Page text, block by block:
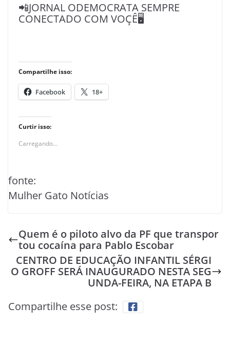
📲JORNAL ODEMOCRATA SEMPRE
CONECTADO COM VOÇÊ🖥️
Compartilhe isso:
Facebook 18+
Curtir isso:
Carregando...
fonte:
Mulher Gato Notícias
Quem é o piloto alvo da PF que transpor
tou cocaína para Pablo Escobar
CENTRO DE EDUCAÇÃO INFANTIL SÉRGI
O GROFF SERÁ INAUGURADO NESTA SEG
UNDA-FEIRA, NA ETAPA B
Compartilhe esse post: